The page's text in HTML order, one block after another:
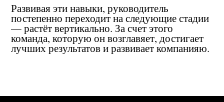
Развивая эти навыки, руководитель
постепенно переходит на следующие стадии
— растёт вертикально. За счет этого
команда, которую он возглавяет, достигает
лучших результатов и развивает компанияю.